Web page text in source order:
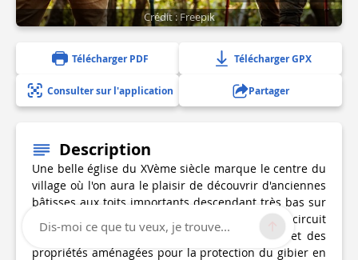
Crédit : Freepik
Télécharger PDF Télécharger GPX
Consulter sur l'application Partager
Description
Une belle église du XVème siècle marque le centre du
village où l'on aura le plaisir de découvrir d'anciennes
bâtisses aux toits importants descendant très bas sur
des murs de torchis et de colombages. Le circuit
traverse des cultures généralement irriguées et des
propriétés aménagées pour la protection du gibier en
Dis-moi ce que tu veux, je trouve...